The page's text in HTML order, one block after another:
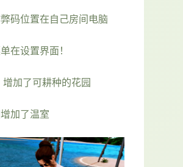
码位置在自己房间电脑
在设置界面！
增加了可耕种的花园
加了温室